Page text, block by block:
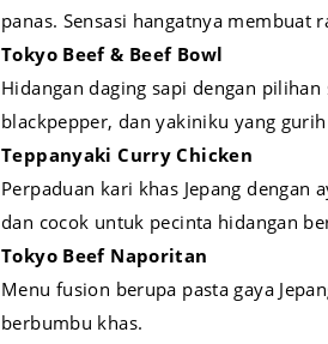
panas. Sensasi hangatnya membuat
Tokyo Beef & Beef Bowl
Hidangan daging sapi dengan
blackpepper, dan yakiniku yang
Teppanyaki Curry Chicken
Perpaduan kari khas Jepang dengan
dan cocok untuk pecinta hidangan
Tokyo Beef Naporitan
Menu fusion berupa pasta gaya
berbumbu khas.